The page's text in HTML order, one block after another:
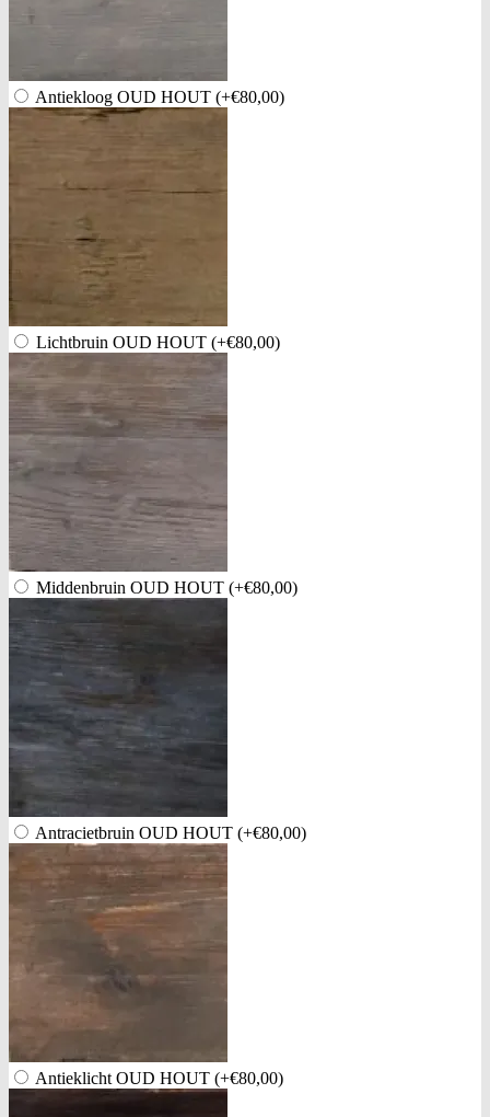
Antiekloog OUD HOUT (+€80,00)
Lichtbruin OUD HOUT (+€80,00)
Middenbruin OUD HOUT (+€80,00)
Antracietbruin OUD HOUT (+€80,00)
Antieklicht OUD HOUT (+€80,00)